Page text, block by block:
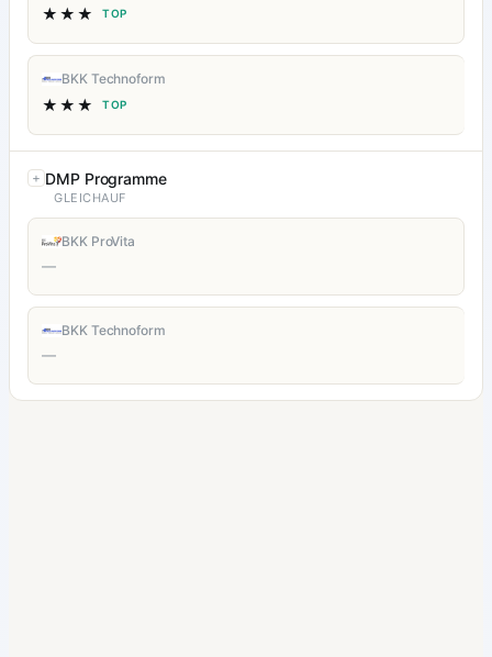
★★★ TOP
BKK Technoform
★★★ TOP
DMP Programme
GLEICHAUF
BKK ProVita
—
BKK Technoform
—